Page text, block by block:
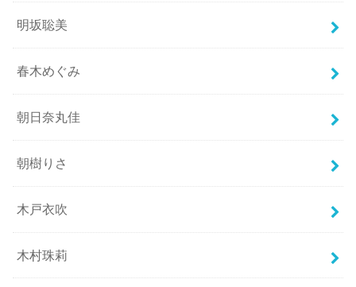
明坂聡美
春木めぐみ
朝日奈丸佳
朝樹りさ
木戸衣吹
木村珠莉